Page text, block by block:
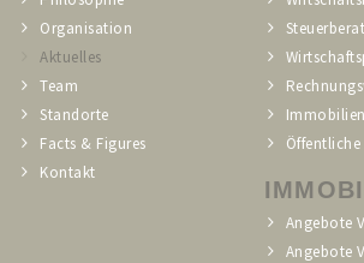
Organisation
Aktuelles
Team
Standorte
Facts & Figures
Kontakt
Angebote
Angebote